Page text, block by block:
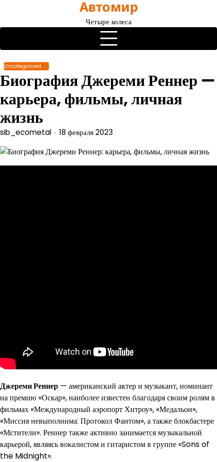
содержимому
Автомир
Четыре колеса
Uncategorised
Биография Джереми Реннер —
карьера, фильмы, личная
жизнь
sib_ecometal 18 февраля 2023
Джереми Реннер — американский актер и музыкант, номинант
на премию «Оскар», наиболее известен благодаря своим ролям в
фильмах «Международный аэропорт Хитроу», «Медальон»,
«Миссия невыполнима: Протокол Фантом», а также блокбастере
«Мстители». Реннер также активно занимается музыкальной
карьерой, являясь вокалистом и гитаристом в группе «Sons of
the Midnight».